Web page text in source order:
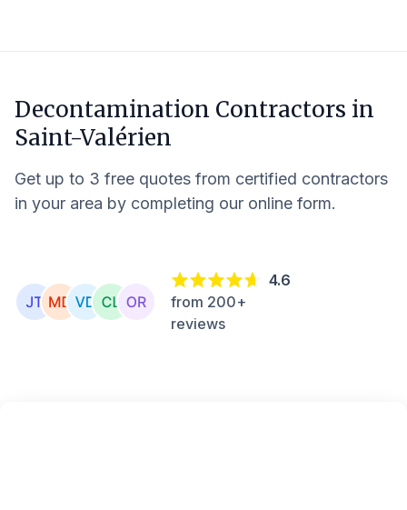
Decontamination Contractors in
Saint-Valérien
Get up to 3 free quotes from certified contractors
in your area by completing our online form.
4.6
from 200+
reviews